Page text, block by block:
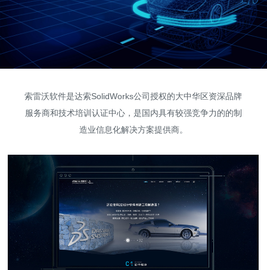
头部潮玩盲盒/谷子卡牌/二次元手办抽赏开发
一番赏/魔力赏/福袋抽赏/宝箱赏/无限赏
广告大片形式做开发
索雷沃软件是达索SolidWorks公司授权的大中华区资深品牌
服务商和技术培训认证中心，是国内具有较强竞争力的的制
造业信息化解决方案提供商。